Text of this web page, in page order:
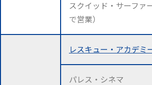
スクイッド・サーファ
で営業）
レスキュー・アカデミ
パレス・シネマ